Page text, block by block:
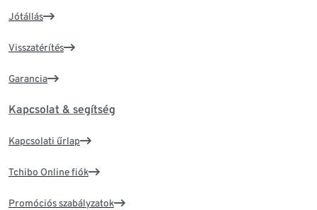
Jótállás
Visszatérítés
Garancia
Kapcsolat & segítség
Kapcsolati űrlap
Tchibo Online fiók
Promóciós szabályzatok